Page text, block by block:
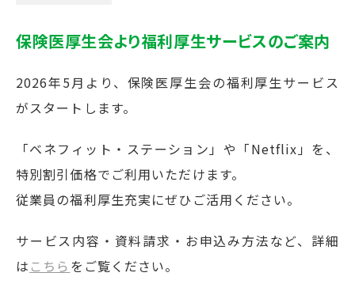
保険医厚生会より福利厚生サービスのご案内
2026年5月より、保険医厚生会の福利厚生サービス
がスタートします。
「ベネフィット・ステーション」や「Netflix」を、
特別割引価格でご利用いただけます。
従業員の福利厚生充実にぜひご活用ください。
サービス内容・資料請求・お申込み方法など、詳細
は こちら をご覧ください。